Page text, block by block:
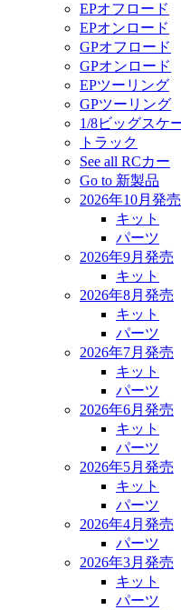
EPオフロード
EPオンロード
GPオフロード
GPオンロード
EPツーリング
GPツーリング
1/8ビッグスケ
トラック
See all RCカー
Go to 新製品
2026年10月発売
キット
パーツ
2026年9月発売
キット
2026年8月発売
キット
パーツ
2026年7月発売
キット
パーツ
2026年6月発売
キット
パーツ
2026年5月発売
キット
パーツ
2026年4月発売
パーツ
2026年3月発売
キット
パーツ